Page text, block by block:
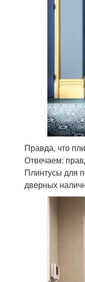
Правда, что
Отвечаем:
Плинтусы для
дверных